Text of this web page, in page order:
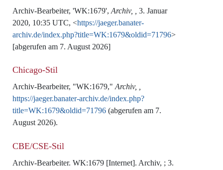
Archiv-Bearbeiter, 'WK:1679', Archiv, ,
3. Januar
2020, 10:35 UTC, <https://jaeger.banater-
archiv.de/index.php?title=WK:1679&oldid=71796>
[abgerufen am 7. August 2026]
Chicago-Stil
Archiv-Bearbeiter, "WK:1679," Archiv, ,
https://jaeger.banater-archiv.de/index.php?
title=WK:1679&oldid=71796 (abgerufen am 7.
August 2026).
CBE/CSE-Stil
Archiv-Bearbeiter. WK:1679 [Internet]. Archiv, ; 3.